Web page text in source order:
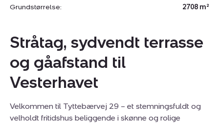
Grundstørrelse:
2708 m²
Stråtag, sydvendt terrasse
og gåafstand til
Vesterhavet
Velkommen til Tyttebærvej 29 – et stemningsfuldt og
velholdt fritidshus beliggende i skønne og rolige